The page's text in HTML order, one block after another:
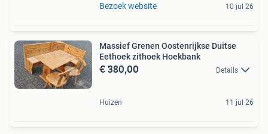
Bezoek website 10 jul 26
Massief Grenen Oostenrijkse Duitse
Eethoek zithoek Hoekbank
€ 380,00 Details
Huizen 11 jul 26